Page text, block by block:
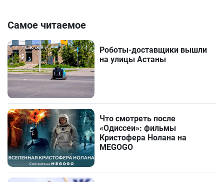
Самое читаемое
Роботы-доставщики вышли
на улицы Астаны
Что смотреть после
«Одиссеи»: фильмы
Кристофера Нолана на
MEGOGO